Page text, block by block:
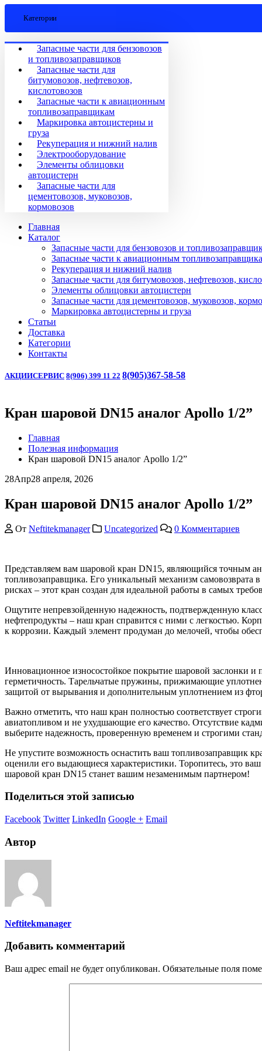
Категории
Запасные части для бензовозов
и топливозаправщиков
Запасные части для
битумовозов, нефтевозов,
кислотовозов
Запасные части к авиационным
топливозаправщикам
Маркировка автоцистерны и
груза
Рекуперация и нижний налив
Электрооборудование
Элементы облицовки
автоцистерн
Запасные части для
цементовозов, муковозов,
кормовозов
Главная
Каталог
Запасные части для бензовозов и
Запасные части к авиационным
Рекуперация и нижний налив
Запасные части для битумовозов, нефтевозов,
Элементы облицовки автоцистерн
Запасные части для цементовозов, муковозов,
Маркировка автоцистерны и груза
Статьи
Доставка
Категории
Контакты
АКЦИИСЕРВИС 8(906) 399 11 22 8(905)367-58-58
Кран шаровой DN15 аналог Apollo 1/2”
Главная
Полезная информация
Кран шаровой DN15 аналог Apollo 1/2”
28Апр28 апреля, 2026
Кран шаровой DN15 аналог Apollo 1/2”
От Neftitekmanager Uncategorized 0 Комментариев
Представляем вам шаровой кран DN15, являющийся точным
топливозаправщика. Его уникальный механизм самовозврата
рисках – этот кран создан для идеальной работы в самых
Ощутите непревзойденную надежность, подтвержденную
нефтепродукты – наш кран справится с ними с легкостью.
к коррозии. Каждый элемент продуман до мелочей, чтобы
Инновационное износостойкое покрытие шаровой заслонки
герметичность. Тарельчатые пружины, прижимающие
защитой от вырывания и дополнительным уплотнением из
Важно отметить, что наш кран полностью соответствует
авиатопливом и не ухудшающие его качество. Отсутствие
выберите надежность, проверенную временем и строгими
Не упустите возможность оснастить ваш топливозаправщик
оценили его выдающиеся характеристики. Торопитесь, это
шаровой кран DN15 станет вашим незаменимым партнером!
Поделиться этой записью
Facebook Twitter LinkedIn Google + Email
Автор
Neftitekmanager
Добавить комментарий
Ваш адрес email не будет опубликован. Обязательные поля